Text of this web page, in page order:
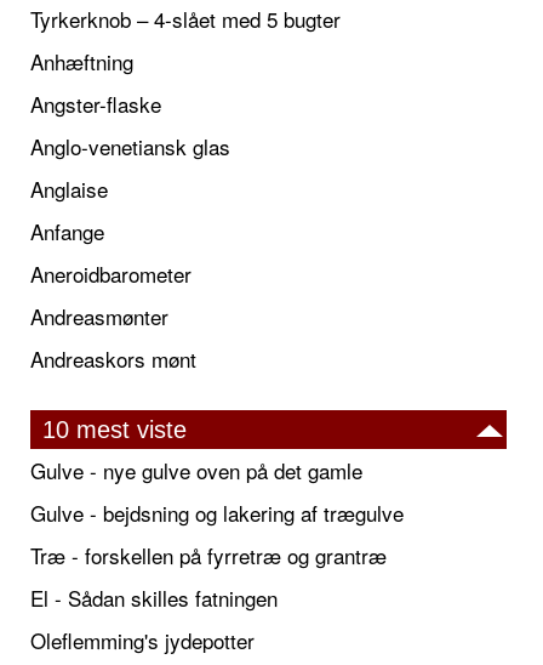
Tyrkerknob – 4-slået med 5 bugter
Anhæftning
Angster-flaske
Anglo-venetiansk glas
Anglaise
Anfange
Aneroidbarometer
Andreasmønter
Andreaskors mønt
10 mest viste
Gulve - nye gulve oven på det gamle
Gulve - bejdsning og lakering af trægulve
Træ - forskellen på fyrretræ og grantræ
El - Sådan skilles fatningen
Oleflemming's jydepotter